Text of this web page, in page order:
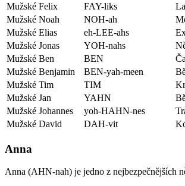
Mužské Felix FAY-liks
Mužské Noah NOH-ah
Mužské Elias eh-LEE-ahs
Mužské Jonas YOH-nahs
Mužské Ben BEN
Mužské Benjamin BEN-yah-meen
Mužské Tim TIM
Mužské Jan YAHN
Mužské Johannes yoh-HAHN-nes
Mužské David DAH-vit
Anna
Anna (AHN-nah) je jedno z nejbezpečnějších